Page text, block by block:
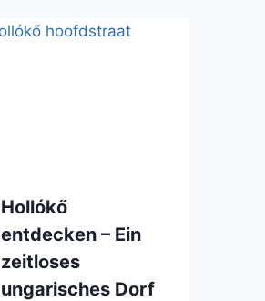
Hollókő
entdecken – Ein
zeitloses
ungarisches Dorf